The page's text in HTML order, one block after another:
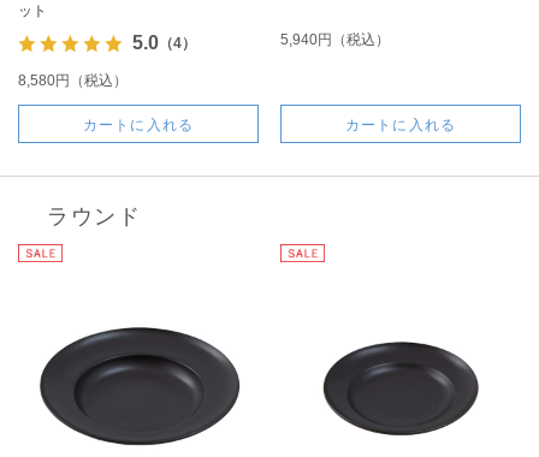
ット
5.0（4）
8,580円（税込）
カートに入れる
5,940円（税込）
カートに入れる
ラウンド